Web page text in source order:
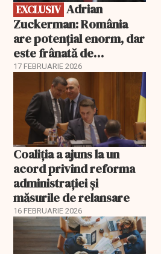
EXCLUSIV
Zuckerman: România
are potențial enorm, dar
este frânată de
corupție, companii de
stat și influența
propagandei ruse
17 FEBRUARIE 2026
Coaliția a ajuns la un
acord privind reforma
administrației și
măsurile de relansare
16 FEBRUARIE 2026